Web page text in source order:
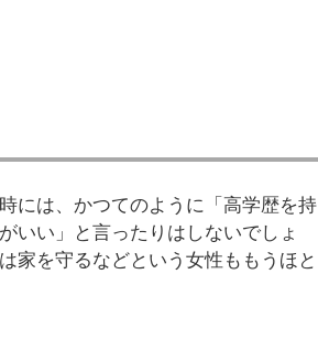
には、かつてのように「高学歴を持
いい」と言ったりはしないでしょ
家を守るなどという女性ももうほと